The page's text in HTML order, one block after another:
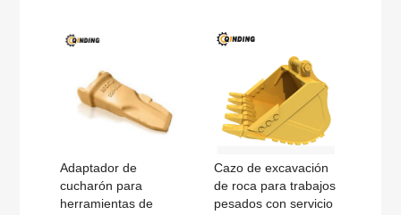
Adaptador de
cucharón para
herramientas de
Cazo de excavación
de roca para trabajos
pesados con servicio